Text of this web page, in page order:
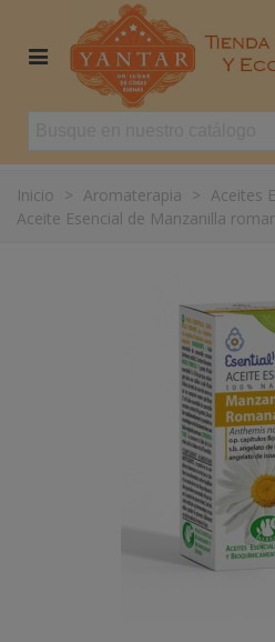
Inicio > Aromaterapia > Aceites
Aceite Esencial de Manzanilla